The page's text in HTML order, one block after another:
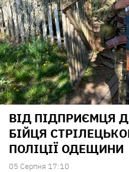
ВІД ПІДПРИЄМЦЯ
БІЙЦЯ
ПОЛІЦІЇ ОДЕЩИНИ
05 Серпня 17:10